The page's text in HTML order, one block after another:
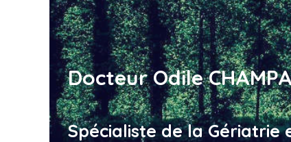
Docteur Odile
Spécialiste de la